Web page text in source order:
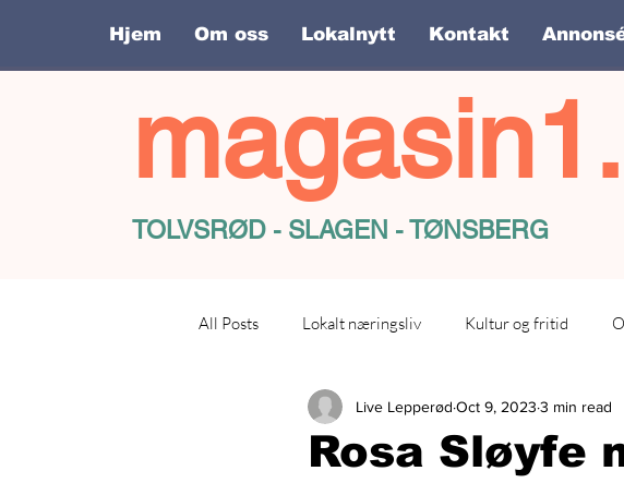
Hjem Om oss Lokalnytt Kontakt
TOLVSRØD - SLAGEN - TØNSBERG
All Posts Lokalt næringsliv Kultur og fritid
Rosa Sløyfe
Live Lepperød Oct 9, 2023 3 min read